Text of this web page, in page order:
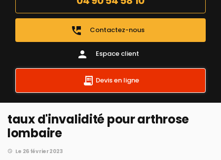
perm_phone_msg Contactez-nous
person Espace client
Devis en ligne
taux d'invalidité pour arthrose
lombaire
Le 26 février 2023